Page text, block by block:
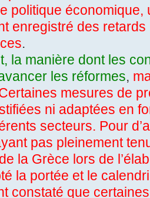
politique économique,
enregistré des
.
la manière dont les
les réformes,
mesures de
ni adaptées en
secteurs. Pour
pas pleinement
la Grèce lors de
la portée et le
constaté que